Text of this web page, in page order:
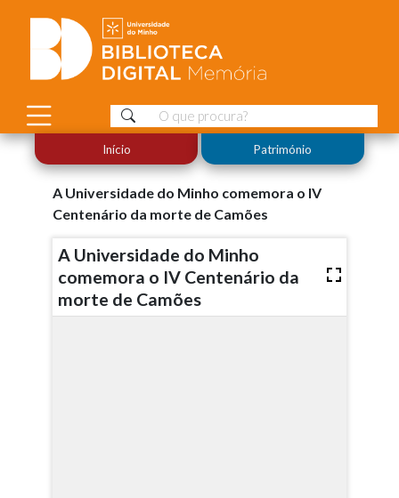
Início Património
A Universidade do Minho comemora o IV
Centenário da morte de Camões
A Universidade do Minho
comemora o IV Centenário da
morte de Camões